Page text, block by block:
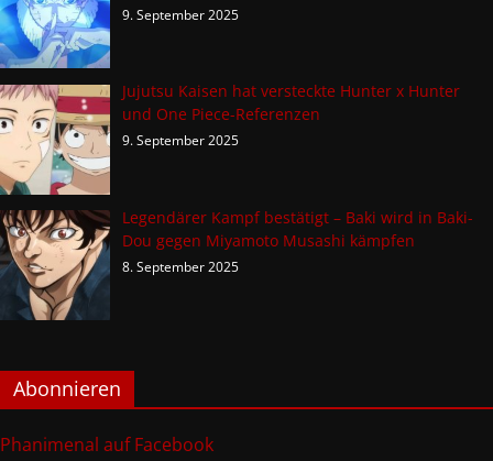
9. September 2025
Jujutsu Kaisen hat versteckte Hunter x Hunter
und One Piece-Referenzen
9. September 2025
Legendärer Kampf bestätigt – Baki wird in Baki-
Dou gegen Miyamoto Musashi kämpfen
8. September 2025
Abonnieren
Phanimenal auf Facebook